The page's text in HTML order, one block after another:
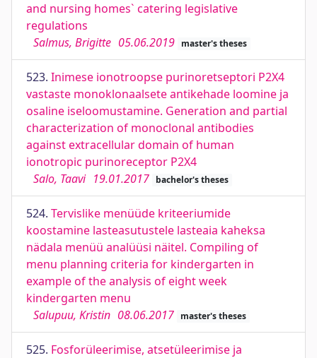
and nursing homes` catering legislative
regulations
Salmus, Brigitte 05.06.2019 master's theses
523. Inimese ionotroopse purinoretseptori P2X4
vastaste monoklonaalsete antikehade loomine ja
osaline iseloomustamine. Generation and partial
characterization of monoclonal antibodies
against extracellular domain of human
ionotropic purinoreceptor P2X4
Salo, Taavi 19.01.2017 bachelor's theses
524. Tervislike menüüde kriteeriumide
koostamine lasteasutustele lasteaia kaheksa
nädala menüü analüüsi näitel. Compiling of
menu planning criteria for kindergarten in
example of the analysis of eight week
kindergarten menu
Salupuu, Kristin 08.06.2017 master's theses
525. Fosforüleerimise, atsetüleerimise ja